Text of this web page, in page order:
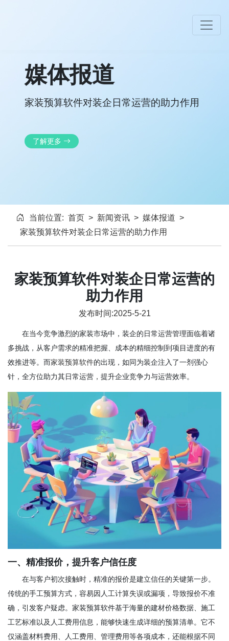
媒体报道
家装预算软件对装企日常运营的助力作用
了解更多
当前位置: 首页 > 新闻资讯 > 媒体报道 >
家装预算软件对装企日常运营的助力作用
家装预算软件对装企日常运营的
助力作用
发布时间:2025-5-21
在当今竞争激烈的家装市场中，装企的日常运营管理面临着诸
多挑战，从客户需求的精准把握、成本的精细控制到项目进度的有
效推进等。而家装预算软件的出现，如同为装企注入了一剂强心
针，全方位助力其日常运营，提升企业竞争力与运营效率。
一、精准报价，提升客户信任度
在与客户初次接触时，精准的报价是建立信任的关键第一步。
传统的手工预算方式，容易因人工计算失误或漏项，导致报价不准
确，引发客户疑虑。家装预算软件基于海量的建材价格数据、施工
工艺标准以及人工费用信息，能够快速生成详细的预算清单。它不
仅涵盖材料费用、人工费用、管理费用等各项成本，还能根据不同